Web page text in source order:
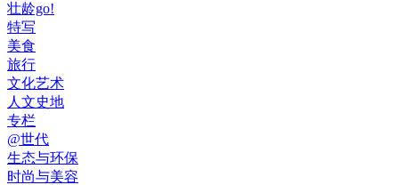
壮龄go!
特写
美食
旅行
文化艺术
人文史地
专栏
@世代
生态与环保
时尚与美容